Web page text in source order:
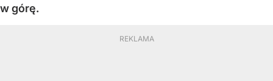
w górę.